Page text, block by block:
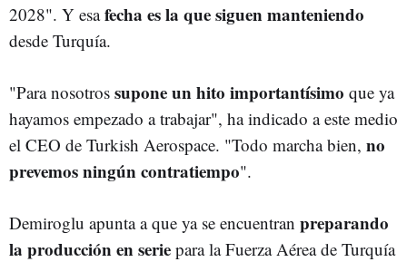
2028". Y esafecha es la que siguen manteniendo
desde Turquía.
"Para nosotros supone un hito importantísimo que ya
hayamos empezado a trabajar", ha indicado a este medio
el CEO de Turkish Aerospace. "Todo marcha bien, no
prevemos ningún contratiempo".
Demiroglu apunta a que ya se encuentran preparando
la producción en serie para la Fuerza Aérea de Turquía